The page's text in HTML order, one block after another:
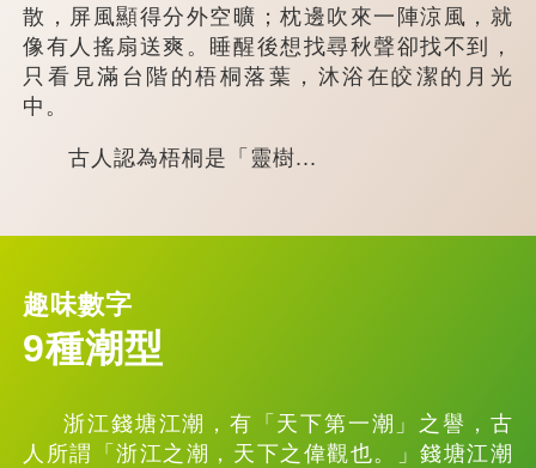
散，屏風顯得分外空曠；枕邊吹來一陣涼風，就
像有人搖扇送爽。睡醒後想找尋秋聲卻找不到，
只看見滿台階的梧桐落葉，沐浴在皎潔的月光
中。
古人認為梧桐是「靈樹...
趣味數字
9種潮型
浙江錢塘江潮，有「天下第一潮」之譽，古
人所謂「浙江之潮，天下之偉觀也。」錢塘江潮